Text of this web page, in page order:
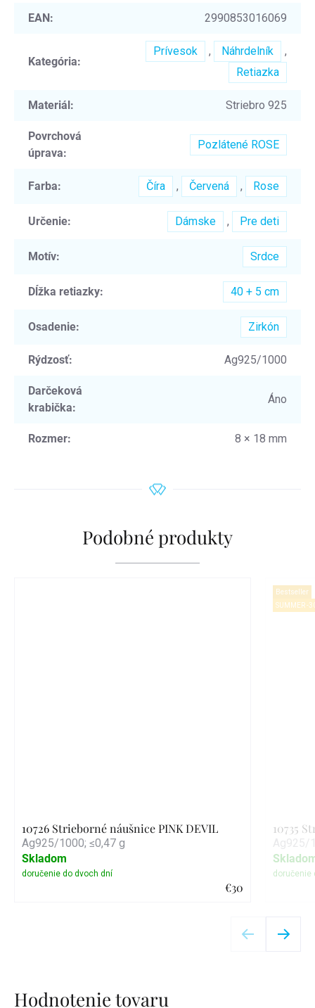
EAN: 2990853016069
Kategória:
Prívesok , Náhrdelník
,
Retiazka
Materiál: Striebro 925
Povrchová
úprava:
Pozlátené ROSE
Farba: Číra , Červená , Rose
Určenie: Dámske , Pre deti
Motív: Srdce
Dĺžka retiazky: 40 + 5 cm
Osadenie: Zirkón
Rýdzosť: Ag925/1000
Darčeková
krabička:
Áno
Rozmer: 8 × 18 mm
Podobné produkty
10726 Strieborné náušnice PINK DEVIL
Ag925/1000; ≤0,47 g
€30
Skladom
Bestseller
SUMMER -
10735
Hodnotenie tovaru